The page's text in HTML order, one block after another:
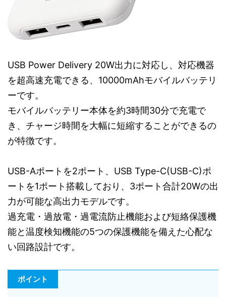
USB Power Delivery 20W出力に対応し、対応機器
を超高速充電できる、10000mAhモバイルバッテリ
ーです。
モバイルバッテリー本体を約3時間30分で充電で
き、チャージ時間を大幅に短縮することができるの
が特徴です。
USB-Aポートを2ポート、USB Type-C(USB-C)ポ
ートを1ポート搭載しており、3ポート合計20Wの出
力が可能な高出力モデルです。
過充電・過放電・過電流防止機能および短絡保護機
能と温度検知機能の5つの保護機能を備えた心配な
い回路設計です。
ポイント